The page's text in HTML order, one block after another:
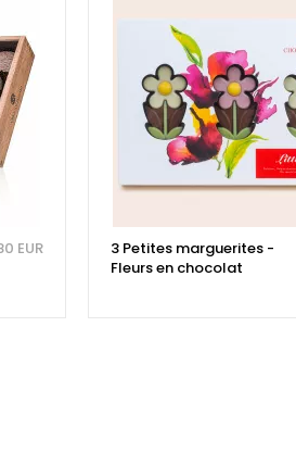
EUR
3 Petites marguerites -
Fleurs en chocolat